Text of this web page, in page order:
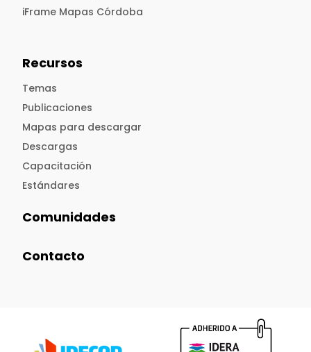
iFrame Mapas Córdoba
Recursos
Temas
Publicaciones
Mapas para descargar
Descargas
Capacitación
Estándares
Comunidades
Contacto